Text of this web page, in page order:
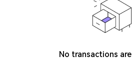
No transactions